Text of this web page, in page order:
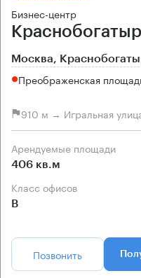
Бизнес-центр
Москва,
Преображенская
910 м → Игральная
Арендуемые площади
406 кв.м
Класс офисов
B
Позвонить